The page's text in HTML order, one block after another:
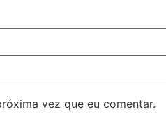
vez que eu comentar.